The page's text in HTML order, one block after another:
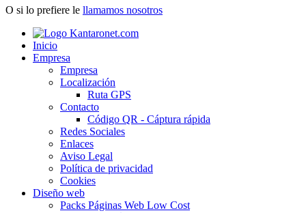
O si lo prefiere le llamamos nosotros
Inicio
Empresa
Empresa
Localización
Ruta GPS
Contacto
Código QR - Cáptura rápida
Redes Sociales
Enlaces
Aviso Legal
Política de privacidad
Cookies
Diseño web
Packs Páginas Web Low Cost